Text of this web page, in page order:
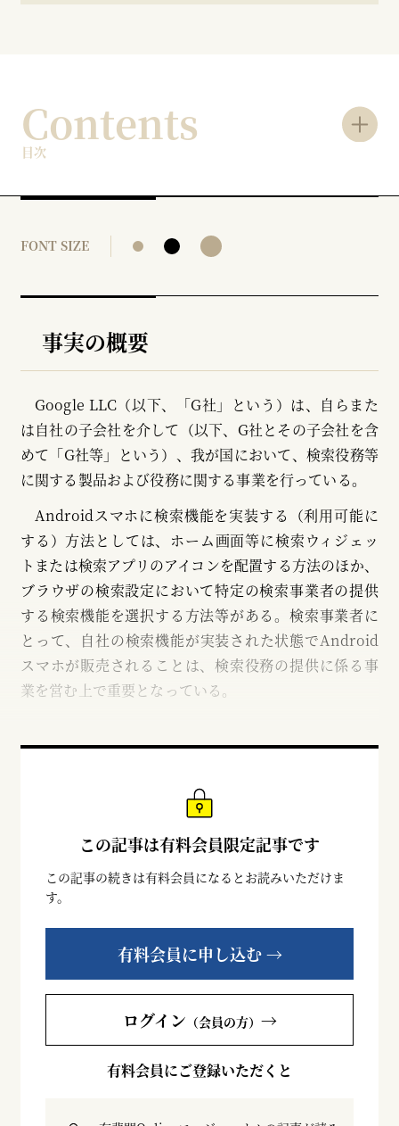
Contents
目次
FONT SIZE
事実の概要
Google LLC（以下、「G社」という）は、自らまた
は自社の子会社を介して（以下、G社とその子会社を含
めて「G社等」という）、我が国において、検索役務等
に関する製品および役務に関する事業を行っている。
Androidスマホに検索機能を実装する（利用可能に
する）方法としては、ホーム画面等に検索ウィジェッ
トまたは検索アプリのアイコンを配置する方法のほか、
ブラウザの検索設定において特定の検索事業者の提供
する検索機能を選択する方法等がある。検索事業者に
とって、自社の検索機能が実装された状態でAndroid
スマホが販売されることは、検索役務の提供に係る事
業を営む上で重要となっている。
この記事は有料会員限定記事です
この記事の続きは有料会員になるとお読みいただけま
す。
有料会員に申し込む →
ログイン （会員の方） →
有料会員にご登録いただくと